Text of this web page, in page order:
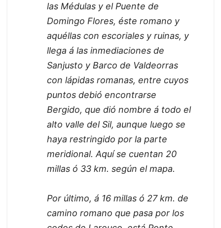
las Médulas y el Puente de
Domingo Flores, éste romano y
aquéllas con escoriales y ruinas, y
llega á las inmediaciones de
Sanjusto y Barco de Valdeorras
con lápidas romanas, entre cuyos
puntos debió encontrarse
Bergido, que dió nombre á todo el
alto valle del Sil, aunque luego se
haya restringido por la parte
meridional. Aquí se cuentan 20
millas ó 33 km. según el mapa.
Por último, á 16 millas ó 27 km. de
camino romano que pasa por los